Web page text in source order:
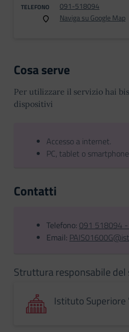
TELEFONO
091-518094
Naviga su Google Map
Cosa serve
Per utilizzare il servizio hai
dispositivi
Accesso a internet.
PC, tablet o
Contatti
Telefono: 091 518094
Email:
Struttura responsabile del
Istituto